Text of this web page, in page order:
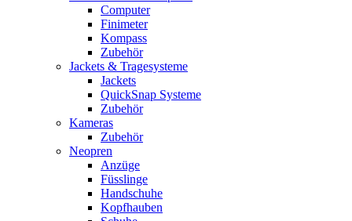
Computer
Finimeter
Kompass
Zubehör
Jackets & Tragesysteme
Jackets
QuickSnap Systeme
Zubehör
Kameras
Zubehör
Neopren
Anzüge
Füsslinge
Handschuhe
Kopfhauben